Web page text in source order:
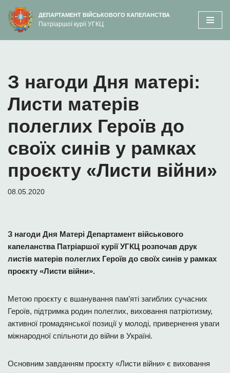
вмісту
Перейти
до
ДЕПАРТАМЕНТ ВІЙСЬКОВОГО КАПЕЛАНСТВА
Патріаршої курії УГКЦ
З нагоди Дня матері:
Листи матерів
полеглих Героїв до
своїх синів у рамках
проєкту «Листи війни»
08.05.2020
З нагоди Дня Матері Департамент військового
капеланства Патріаршої курії УГКЦ розпочав друк
листів матерів полеглих Героїв до своїх синів у рамках
проєкту «Листи війни».
Метою проєкту є вшанування пам’яті загиблих сучасних
Героїв, підтримка родин полеглих, виховання патріотизму,
активної громадянської позиції у молоді, привернення уваги
міжнародної спільноти до війни в Україні.
Основним завданням проєкту «Листи війни» є виховання